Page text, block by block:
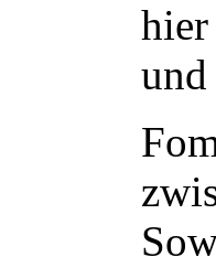
und